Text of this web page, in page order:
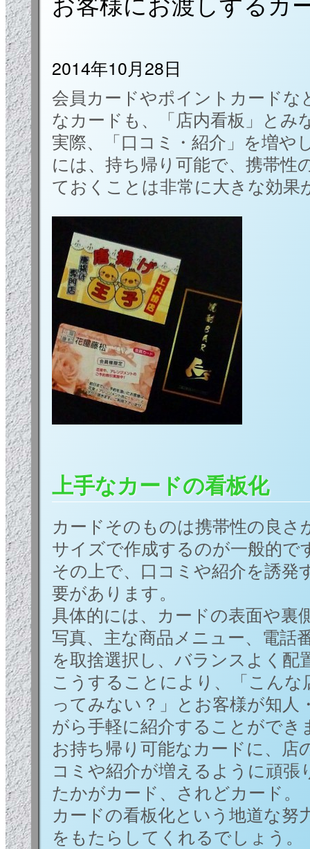
2014年10月28日
会員カードやポイントカードな
なカードも、「店内看板」とみ
実際、「口コミ・紹介」を増や
には、持ち帰り可能で、携帯性
ておくことは非常に大きな効果
上手なカードの看板化
カードそのものは携帯性の良さ
サイズで作成するのが一般的で
その上で、口コミや紹介を誘
要があります。
具体的には、カードの表面や裏
写真、主な商品メニュー、電話
を取捨選択し、バランスよく
こうすることにより、「こん
ってみない？」とお客様が知人
がら手軽に紹介することができ
お持ち帰り可能なカードに、店
コミや紹介が増えるように頑張
たかがカード、されどカード。
カードの看板化という地道な努
をもたらしてくれるでしょう。